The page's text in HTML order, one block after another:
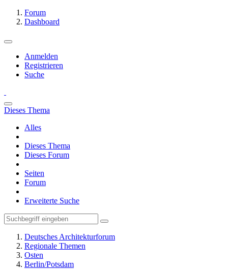
Forum
Dashboard
Anmelden
Registrieren
Suche
Dieses Thema
Alles
Dieses Thema
Dieses Forum
Seiten
Forum
Erweiterte Suche
Deutsches Architekturforum
Regionale Themen
Osten
Berlin/Potsdam